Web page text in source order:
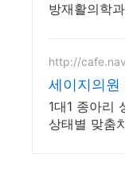
방재활의학
http://
세이지의원
1대1 종아리
상태별 맞춤